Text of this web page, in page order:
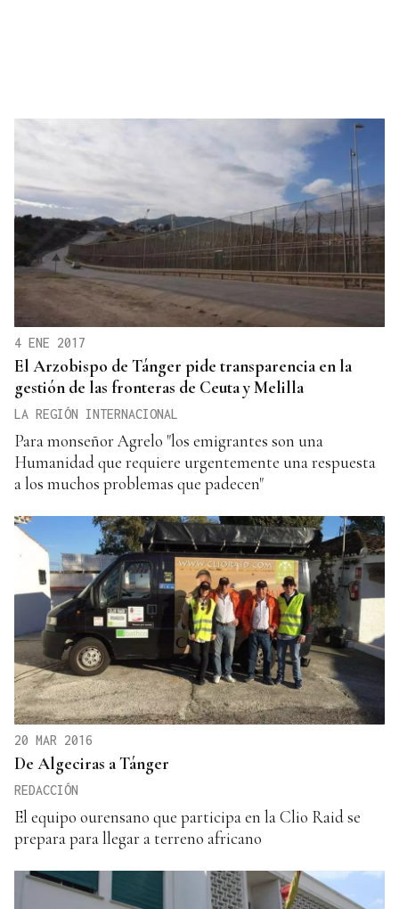
4 ENE 2017
El Arzobispo de Tánger pide transparencia en la
gestión de las fronteras de Ceuta y Melilla
LA REGIÓN INTERNACIONAL
Para monseñor Agrelo "los emigrantes son una
Humanidad que requiere urgentemente una respuesta
a los muchos problemas que padecen"
20 MAR 2016
De Algeciras a Tánger
REDACCIÓN
El equipo ourensano que participa en la Clio Raid se
prepara para llegar a terreno africano